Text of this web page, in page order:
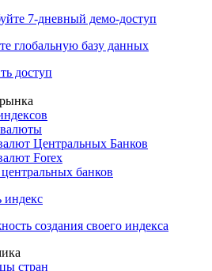
7-дневный демо-доступ
глобальную базу данных
доступ
Центральных Банков
Forex
банков
индекс
создания своего индекса
стран